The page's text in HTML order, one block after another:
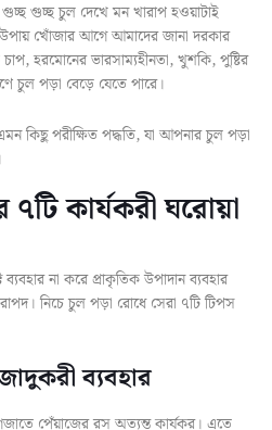
গুচ্ছ চুল দেখে মন খারাপ হওয়াটাই
উপায় খোঁজার আগে আমাদের জানা দরকার
হরমোনের ভারসাম্যহীনতা, খুশকি, পুষ্টির
চুল পড়া বেড়ে যেতে পারে।
কিছু পরীক্ষিত পদ্ধতি, যা আপনার চুল পড়া
কার্যকরী ঘরোয়া
ব্যবহার না করে প্রাকৃতিক উপাদান ব্যবহার
নিচে চুল পড়া রোধে সেরা ৭টি টিপস
ব্যবহার
পেঁয়াজের রস অত্যন্ত কার্যকর। এতে